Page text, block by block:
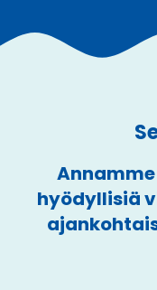
hyödyllisiä